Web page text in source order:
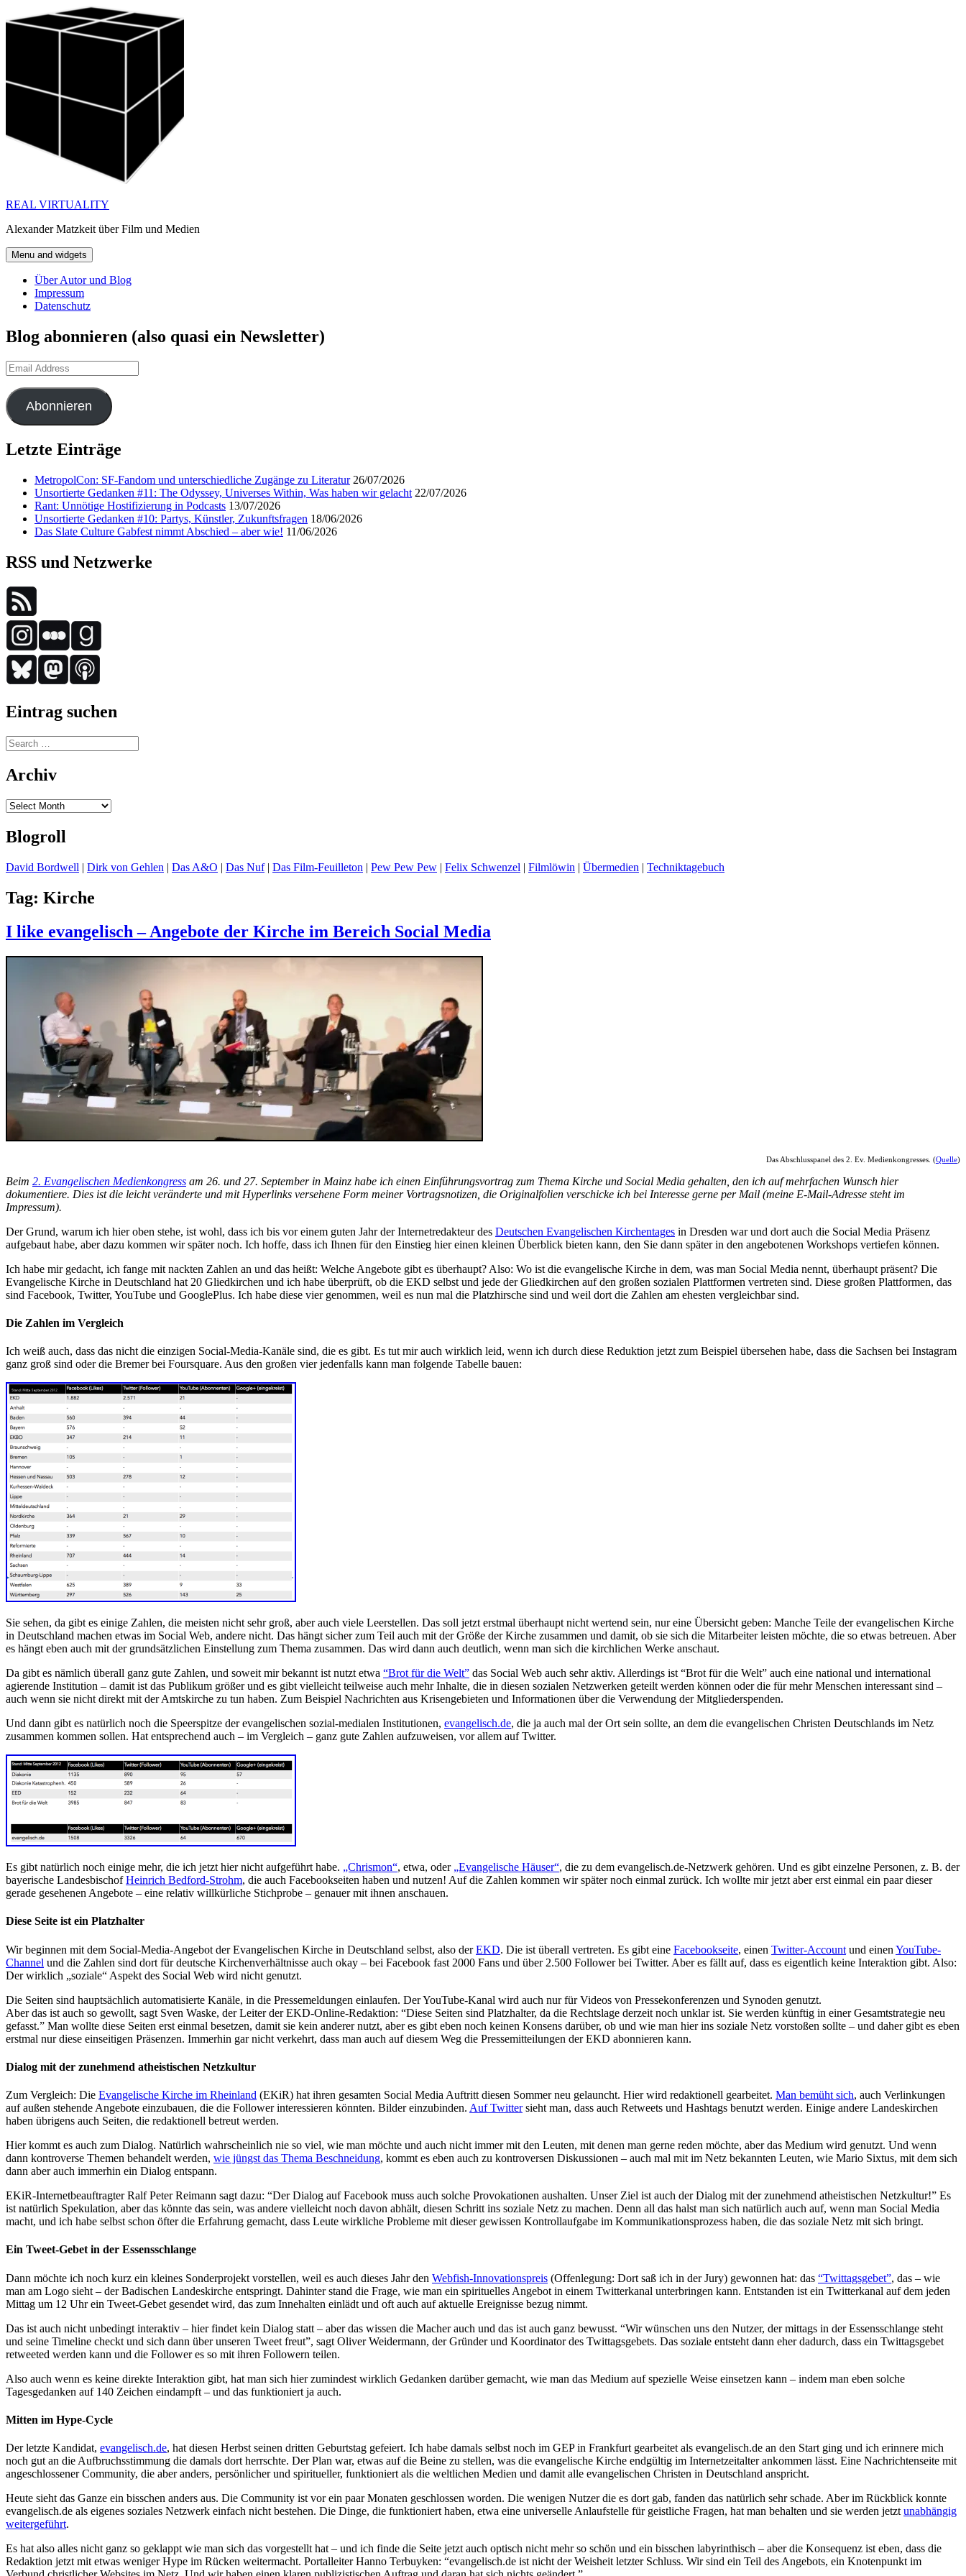
to
REAL VIRTUALITY
Alexander Matzkeit über Film und Medien
Menu and widgets
Über Autor und Blog
Impressum
Datenschutz
Blog abonnieren (also quasi ein Newsletter)
Email
Address
Abonnieren
Letzte Einträge
MetropolCon: SF-Fandom und unterschiedliche Zugänge zu Literatur 26/07/2026
Unsortierte Gedanken #11: The Odyssey, Universes Within, Was haben wir gelacht 22/07/2026
Rant: Unnötige Hostifizierung in Podcasts 13/07/2026
Unsortierte Gedanken #10: Partys, Künstler, Zukunftsfragen 18/06/2026
Das Slate Culture Gabfest nimmt Abschied – aber wie! 11/06/2026
RSS und Netzwerke
Eintrag suchen
Search
for:
Archiv
Archiv
Blogroll
David Bordwell | Dirk von Gehlen | Das A&O | Das Nuf| Das Film-Feuilleton | Pew Pew Pew | Felix Schwenzel | Filmlöwin | Übermedien | Techniktagebuch
Tag: Kirche
I like evangelisch – Angebote der Kirche im Bereich Social Media
Das Abschlusspanel des 2. Ev. Medienkongresses. (Quelle)
Beim 2. Evangelischen Medienkongress am 26. und 27. September in Mainz habe ich einen Einführungsvortrag zum Thema Kirche und Social Media gehalten, den ich auf mehrfachen Wunsch hier
dokumentiere. Dies ist die leicht veränderte und mit Hyperlinks versehene Form meiner Vortragsnotizen, die Originalfolien verschicke ich bei Interesse gerne per Mail (meine E-Mail-Adresse steht im
Impressum).
Der Grund, warum ich hier oben stehe, ist wohl, dass ich bis vor einem guten Jahr der Internetredakteur des Deutschen Evangelischen Kirchentages in Dresden war und dort auch die Social Media Präsenz
aufgebaut habe, aber dazu kommen wir später noch. Ich hoffe, dass ich Ihnen für den Einstieg hier einen kleinen Überblick bieten kann, den Sie dann später in den angebotenen Workshops vertiefen können.
Ich habe mir gedacht, ich fange mit nackten Zahlen an und das heißt: Welche Angebote gibt es überhaupt? Also: Wo ist die evangelische Kirche in dem, was man Social Media nennt, überhaupt präsent? Die
Evangelische Kirche in Deutschland hat 20 Gliedkirchen und ich habe überprüft, ob die EKD selbst und jede der Gliedkirchen auf den großen sozialen Plattformen vertreten sind. Diese großen Plattformen, das
sind Facebook, Twitter, YouTube und GooglePlus. Ich habe diese vier genommen, weil es nun mal die Platzhirsche sind und weil dort die Zahlen am ehesten vergleichbar sind.
Die Zahlen im Vergleich
Ich weiß auch, dass das nicht die einzigen Social-Media-Kanäle sind, die es gibt. Es tut mir auch wirklich leid, wenn ich durch diese Reduktion jetzt zum Beispiel übersehen habe, dass die Sachsen bei Instagram
ganz groß sind oder die Bremer bei Foursquare. Aus den großen vier jedenfalls kann man folgende Tabelle bauen:
Sie sehen, da gibt es einige Zahlen, die meisten nicht sehr groß, aber auch viele Leerstellen. Das soll jetzt erstmal überhaupt nicht wertend sein, nur eine Übersicht geben: Manche Teile der evangelischen Kirche
in Deutschland machen etwas im Social Web, andere nicht. Das hängt sicher zum Teil auch mit der Größe der Kirche zusammen und damit, ob sie sich die Mitarbeiter leisten möchte, die so etwas betreuen. Aber
es hängt eben auch mit der grundsätzlichen Einstellung zum Thema zusammen. Das wird dann auch deutlich, wenn man sich die kirchlichen Werke anschaut.
Da gibt es nämlich überall ganz gute Zahlen, und soweit mir bekannt ist nutzt etwa “Brot für die Welt” das Social Web auch sehr aktiv. Allerdings ist “Brot für die Welt” auch eine national und international
agierende Institution – damit ist das Publikum größer und es gibt vielleicht teilweise auch mehr Inhalte, die in diesen sozialen Netzwerken geteilt werden können oder die für mehr Menschen interessant sind –
auch wenn sie nicht direkt mit der Amtskirche zu tun haben. Zum Beispiel Nachrichten aus Krisengebieten und Informationen über die Verwendung der Mitgliederspenden.
Und dann gibt es natürlich noch die Speerspitze der evangelischen sozial-medialen Institutionen, evangelisch.de, die ja auch mal der Ort sein sollte, an dem die evangelischen Christen Deutschlands im Netz
zusammen kommen sollen. Hat entsprechend auch – im Vergleich – ganz gute Zahlen aufzuweisen, vor allem auf Twitter.
Es gibt natürlich noch einige mehr, die ich jetzt hier nicht aufgeführt habe. „Chrismon“, etwa, oder „Evangelische Häuser“, die zu dem evangelisch.de-Netzwerk gehören. Und es gibt einzelne Personen, z. B. der
bayerische LandesbischofHeinrich Bedford-Strohm, die auch Facebookseiten haben und nutzen! Auf die Zahlen kommen wir später noch einmal zurück. Ich wollte mir jetzt aber erst einmal ein paar dieser
gerade gesehenen Angebote – eine relativ willkürliche Stichprobe – genauer mit ihnen anschauen.
Diese Seite ist ein Platzhalter
Wir beginnen mit dem Social-Media-Angebot der Evangelischen Kirche in Deutschland selbst, also derEKD. Die ist überall vertreten. Es gibt eine Facebookseite, einen Twitter-Account und einen YouTube-
Channel und die Zahlen sind dort für deutsche Kirchenverhältnisse auch okay – bei Facebook fast 2000 Fans und über 2.500 Follower bei Twitter. Aber es fällt auf, dass es eigentlich keine Interaktion gibt. Also:
Der wirklich „soziale“ Aspekt des Social Web wird nicht genutzt.
Die Seiten sind hauptsächlich automatisierte Kanäle, in die Pressemeldungen einlaufen. Der YouTube-Kanal wird auch nur für Videos von Pressekonferenzen und Synoden genutzt.
Aber das ist auch so gewollt, sagt Sven Waske, der Leiter der EKD-Online-Redaktion: “Diese Seiten sind Platzhalter, da die Rechtslage derzeit noch unklar ist. Sie werden künftig in einer Gesamtstrategie neu
gefasst.” Man wollte diese Seiten erst einmal besetzen, damit sie kein anderer nutzt, aber es gibt eben noch keinen Konsens darüber, ob und wie man hier ins soziale Netz vorstoßen sollte – und daher gibt es eben
erstmal nur diese einseitigen Präsenzen. Immerhin gar nicht verkehrt, dass man auch auf diesem Weg die Pressemitteilungen der EKD abonnieren kann.
Dialog mit der zunehmend atheistischen Netzkultur
Zum Vergleich: Die Evangelische Kirche im Rheinland (EKiR) hat ihren gesamten Social Media Auftritt diesen Sommer neu gelauncht. Hier wird redaktionell gearbeitet. Man bemüht sich, auch Verlinkungen
auf außen stehende Angebote einzubauen, die die Follower interessieren könnten. Bilder einzubinden. Auf Twittersieht man, dass auch Retweets und Hashtags benutzt werden. Einige andere Landeskirchen
haben übrigens auch Seiten, die redaktionell betreut werden.
Hier kommt es auch zum Dialog. Natürlich wahrscheinlich nie so viel, wie man möchte und auch nicht immer mit den Leuten, mit denen man gerne reden möchte, aber das Medium wird genutzt. Und wenn
dann kontroverse Themen behandelt werden, wie jüngst das Thema Beschneidung, kommt es eben auch zu kontroversen Diskussionen – auch mal mit im Netz bekannten Leuten, wie Mario Sixtus, mit dem sich
dann aber auch immerhin ein Dialog entspann.
EKiR-Internetbeauftragter Ralf Peter Reimann sagt dazu: “Der Dialog auf Facebook muss auch solche Provokationen aushalten. Unser Ziel ist auch der Dialog mit der zunehmend atheistischen Netzkultur!” Es
ist natürlich Spekulation, aber das könnte das sein, was andere vielleicht noch davon abhält, diesen Schritt ins soziale Netz zu machen. Denn all das halst man sich natürlich auch auf, wenn man Social Media
macht, und ich habe selbst schon öfter die Erfahrung gemacht, dass Leute wirkliche Probleme mit dieser gewissen Kontrollaufgabe im Kommunikationsprozess haben, die das soziale Netz mit sich bringt.
Ein Tweet-Gebet in der Essensschlange
Dann möchte ich noch kurz ein kleines Sonderprojekt vorstellen, weil es auch dieses Jahr den Webfish-Innovationspreis (Offenlegung: Dort saß ich in der Jury) gewonnen hat: das “Twittagsgebet”, das – wie
man am Logo sieht – der Badischen Landeskirche entspringt. Dahinter stand die Frage, wie man ein spirituelles Angebot in einem Twitterkanal unterbringen kann. Entstanden ist ein Twitterkanal auf dem jeden
Mittag um 12 Uhr ein Tweet-Gebet gesendet wird, das zum Innehalten einlädt und oft auch auf aktuelle Ereignisse bezug nimmt.
Das ist auch nicht unbedingt interaktiv – hier findet kein Dialog statt – aber das wissen die Macher auch und das ist auch ganz bewusst. “Wir wünschen uns den Nutzer, der mittags in der Essensschlange steht
und seine Timeline checkt und sich dann über unseren Tweet freut”, sagt Oliver Weidermann, der Gründer und Koordinator des Twittagsgebets. Das soziale entsteht dann eher dadurch, dass ein Twittagsgebet
retweeted werden kann und die Follower es so mit ihren Followern teilen.
Also auch wenn es keine direkte Interaktion gibt, hat man sich hier zumindest wirklich Gedanken darüber gemacht, wie man das Medium auf spezielle Weise einsetzen kann – indem man eben solche
Tagesgedanken auf 140 Zeichen eindampft – und das funktioniert ja auch.
Mitten im Hype-Cycle
Der letzte Kandidat, evangelisch.de, hat diesen Herbst seinen dritten Geburtstag gefeiert. Ich habe damals selbst noch im GEP in Frankfurt gearbeitet als evangelisch.de an den Start ging und ich erinnere mich
noch gut an die Aufbruchsstimmung die damals dort herrschte. Der Plan war, etwas auf die Beine zu stellen, was die evangelische Kirche endgültig im Internetzeitalter ankommen lässt. Eine Nachrichtenseite mit
angeschlossener Community, die aber anders, persönlicher und spiritueller, funktioniert als die weltlichen Medien und damit alle evangelischen Christen in Deutschland anspricht.
Heute sieht das Ganze ein bisschen anders aus. Die Community ist vor ein paar Monaten geschlossen worden. Die wenigen Nutzer die es dort gab, fanden das natürlich sehr schade. Aber im Rückblick konnte
evangelisch.de als eigenes soziales Netzwerk einfach nicht bestehen. Die Dinge, die funktioniert haben, etwa eine universelle Anlaufstelle für geistliche Fragen, hat man behalten und sie werden jetzt unabhängig
weitergeführt.
Es hat also alles nicht ganz so geklappt wie man sich das vorgestellt hat – und ich finde die Seite jetzt auch optisch nicht mehr so schön und ein bisschen labyrinthisch – aber die Konsequenz ist eben, dass die
Redaktion jetzt mit etwas weniger Hype im Rücken weitermacht. Portalleiter Hanno Terbuyken: “evangelisch.de ist nicht der Weisheit letzter Schluss. Wir sind ein Teil des Angebots, ein Knotenpunkt im